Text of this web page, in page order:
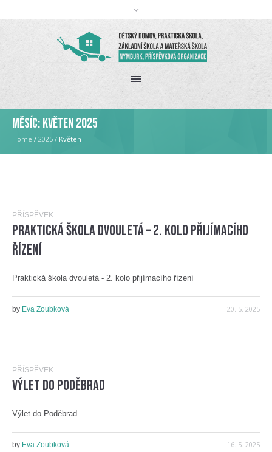
Měsíc:Květen 2025
Home / 2025 / Květen
PŘÍSPĚVEK
Praktická škola dvouletá – 2. kolo přijímacího
řízení
Praktická škola dvouletá - 2. kolo přijímacího řízení
20. 5. 2025
by Eva Zoubková
PŘÍSPĚVEK
Výlet do Poděbrad
Výlet do Poděbrad
16. 5. 2025
by Eva Zoubková